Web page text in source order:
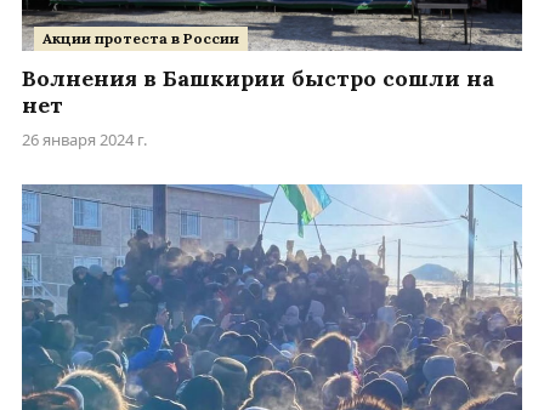
Акции протеста в России
Волнения в Башкирии быстро сошли на
нет
26 января 2024 г.